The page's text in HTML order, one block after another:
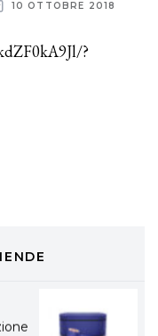
10 OTTOBRE 2018
?
ed
I